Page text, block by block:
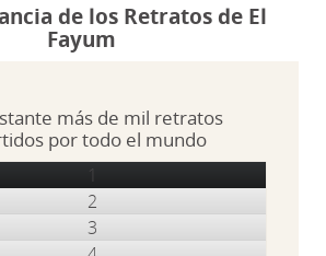
de los Retratos de El
Fayum
más de mil retratos
por todo el mundo
1
2
3